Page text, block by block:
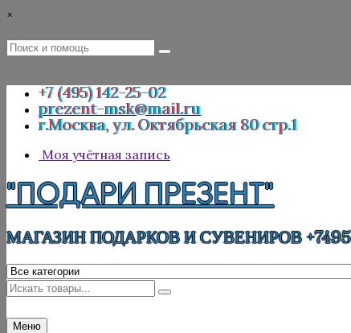
Перейти
содержимому
×
Поиск
Поиск
+7 (495) 142-25-02
prezent-msk@mail.ru
г.Москва, ул. Октябрьская 80 стр.1
Моя учётная запись
"ПОДАРИ ПРЕЗЕНТ"
МАГАЗИН ПОДАРКОВ И СУВЕНИРОВ
Искать
Меню